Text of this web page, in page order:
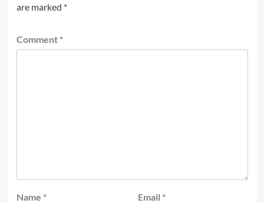
are marked *
Comment *
Name * Email *